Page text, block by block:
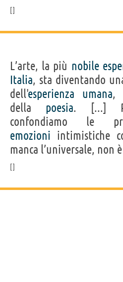
L’arte, la più nobile
Italia, sta diventando
dell'esperienza umana,
della poesia. [...]
confondiamo le
emozioni intimistiche
manca l’universale, non